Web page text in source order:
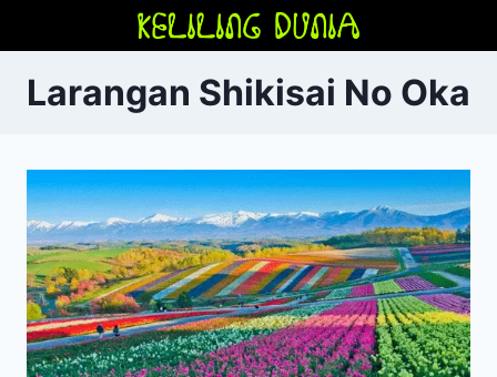
contentLarangan Shikisai No Oka